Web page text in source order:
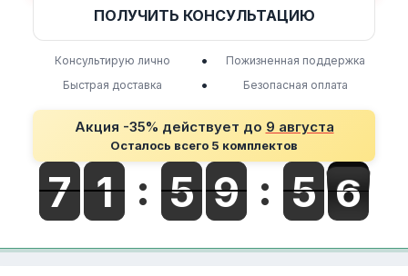
ПОЛУЧИТЬ КОНСУЛЬТАЦИЮ
Консультирую лично •
Пожизненная поддержка
Быстрая доставка
• Безопасная оплата
Акция -35% действует до 9 августа
Осталось всего 5 комплектов